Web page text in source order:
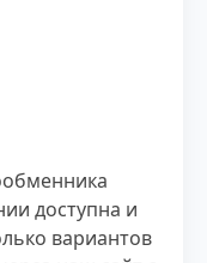
доступна и
вариантов